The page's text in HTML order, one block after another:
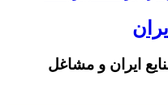
ایران و مشاغل